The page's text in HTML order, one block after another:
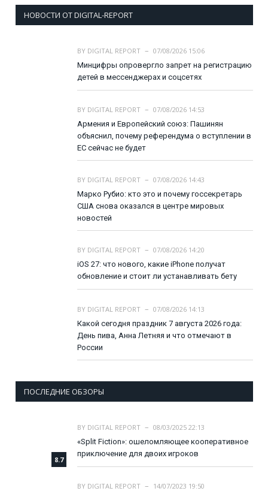
НОВОСТИ ОТ DIGITAL-REPORT
BY DIGITAL REPORT
07/08/2026 15:06
Минцифры опровергло запрет на регистрацию
детей в мессенджерах и соцсетях
BY DIGITAL REPORT
07/08/2026 14:53
Армения и Европейский союз: Пашинян
объяснил, почему референдума о вступлении в
ЕС сейчас не будет
BY DIGITAL REPORT
07/08/2026 14:43
Марко Рубио: кто это и почему госсекретарь
США снова оказался в центре мировых
новостей
BY DIGITAL REPORT
07/08/2026 14:20
iOS 27: что нового, какие iPhone получат
обновление и стоит ли устанавливать бету
BY DIGITAL REPORT
07/08/2026 14:13
Какой сегодня праздник 7 августа 2026 года:
День пива, Анна Летняя и что отмечают в
России
ПОСЛЕДНИЕ ОБЗОРЫ
8.7
BY DIGITAL REPORT
08/03/2025 22:13
«Split Fiction»: ошеломляющее кооперативное
приключение для двоих игроков
BY DIGITAL REPORT
14/07/2023 19:50